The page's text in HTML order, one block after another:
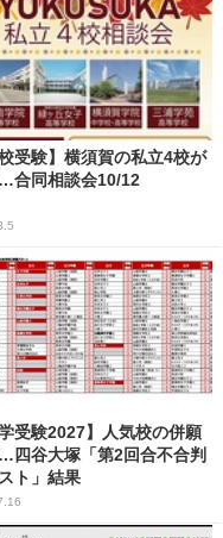
校受験】横須賀の私立4校が
合同相談会10/12
学受験2027】人気校の併願
四谷大塚「第2回合不合判
ト」結果